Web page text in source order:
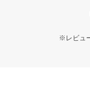
※レビュ